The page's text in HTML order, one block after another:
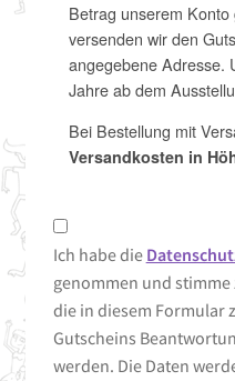
Betrag unserem
versenden wir den
angegebene Adresse.
Jahre ab dem
Bei Bestellung mit
Versandkosten in
Ich habe die
genommen und stimme
die in diesem Formular
Gutscheins
werden. Die Daten